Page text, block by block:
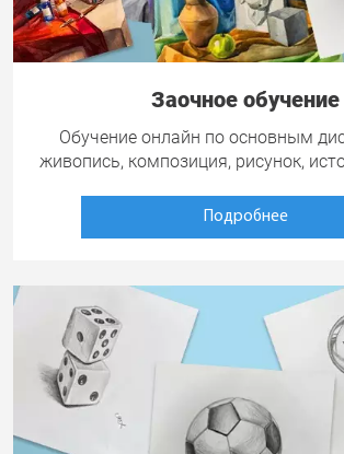
Заочное обучение
Обучение онлайн по основным
живопись, композиция, рисунок,
Подробнее